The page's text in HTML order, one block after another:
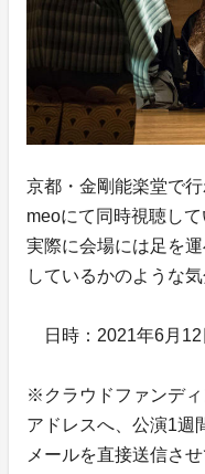
京都・金剛能楽堂で
meoにて同時視聴し
実際に会場には足を
しているかのような
日時：2021年6月
※クラウドファンデ
アドレスへ、公演1週
メールを直接送信さ